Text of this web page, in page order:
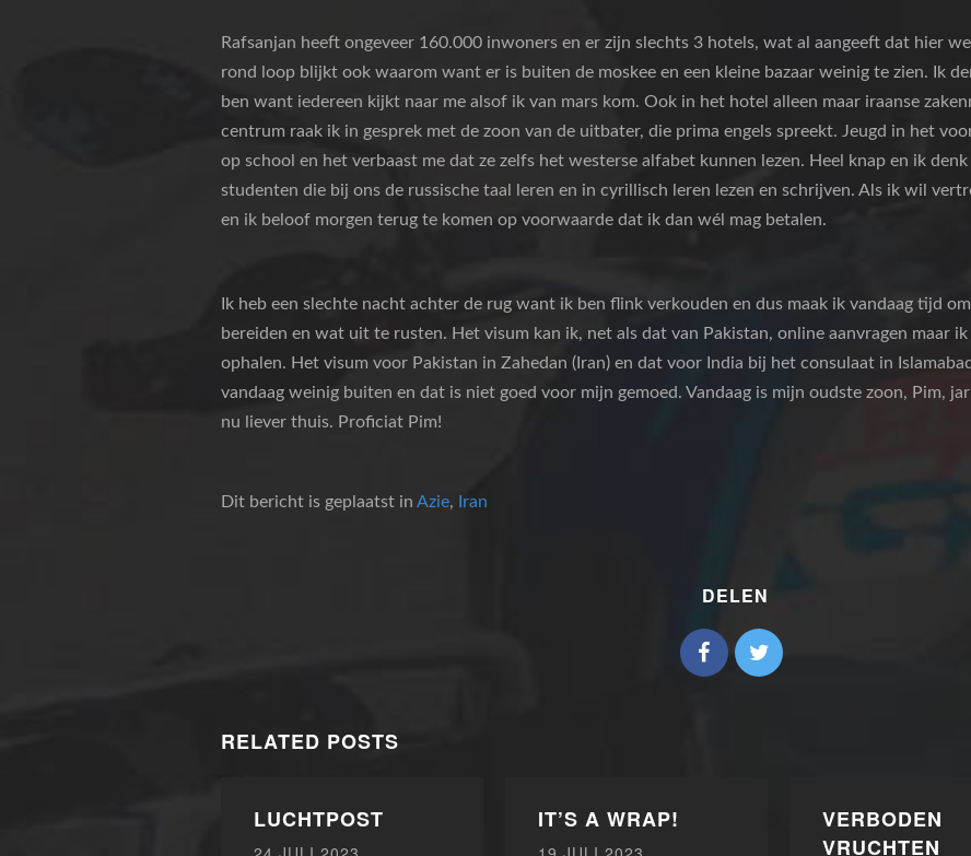
Rafsanjan heeft ongeveer 160.000 inwoners en er zijn slechts 3 hotels, wat al aangeeft dat hier
rond loop blijkt ook waarom want er is buiten de moskee en een kleine bazaar weinig te zien. Ik
ben want iedereen kijkt naar me alsof ik van mars kom. Ook in het hotel alleen maar iraanse
centrum raak ik in gesprek met de zoon van de uitbater, die prima engels spreekt. Jeugd in het
op school en het verbaast me dat ze zelfs het westerse alfabet kunnen lezen. Heel knap en ik
studenten die bij ons de russische taal leren en in cyrillisch leren lezen en schrijven. Als ik wil
en ik beloof morgen terug te komen op voorwaarde dat ik dan wél mag betalen.
Ik heb een slechte nacht achter de rug want ik ben flink verkouden en dus maak ik vandaag tijd
bereiden en wat uit te rusten. Het visum kan ik, net als dat van Pakistan, online aanvragen maar
ophalen. Het visum voor Pakistan in Zahedan (Iran) en dat voor India bij het consulaat in
vandaag weinig buiten en dat is niet goed voor mijn gemoed. Vandaag is mijn oudste zoon, Pim,
nu liever thuis. Proficiat Pim!
Dit bericht is geplaatst in Azie, Iran
DELEN
RELATED POSTS
LUCHTPOST IT’S A WRAP!
VERBODEN
VRUCHTEN